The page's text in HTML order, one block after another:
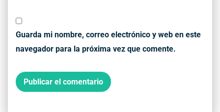
Guarda mi nombre, correo electrónico y web en este
navegador para la próxima vez que comente.